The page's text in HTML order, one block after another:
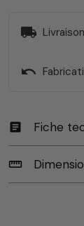
local_shipping
undo
article Fiche
straighten